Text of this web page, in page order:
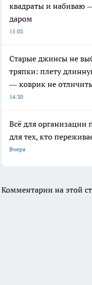
квадраты и набиваю
даром
15:03
Старые джинсы не
тряпки: плету
— коврик не
14:30
Всё для организации
для тех, кто
Вчера
Комментарии на этой